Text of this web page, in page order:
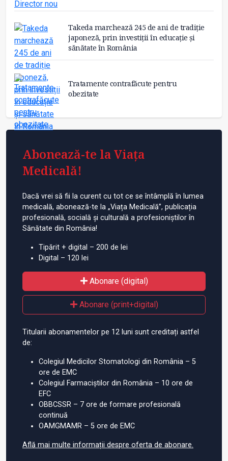
Takeda marchează 245 de ani de tradiție
japoneză, prin investiții în educație și
sănătate în România
Tratamente contrafăcute pentru
obezitate
Abonează-te la Viața
Medicală!
Dacă vrei să fii la curent cu tot ce se întâmplă în lumea
medicală, abonează-te la „Viața Medicală”, publicația
profesională, socială și culturală a profesioniștilor în
Sănătate din România!
Tipărit + digital – 200 de lei
Digital – 120 lei
Abonare (digital)
Abonare (print+digital)
Titularii abonamentelor pe 12 luni sunt creditați astfel
de:
Colegiul Medicilor Stomatologi din România – 5
ore de EMC
Colegiul Farmaciștilor din România – 10 ore de
EFC
OBBCSSR – 7 ore de formare profesională
continuă
OAMGMAMR – 5 ore de EMC
Află mai multe informații despre oferta de abonare.